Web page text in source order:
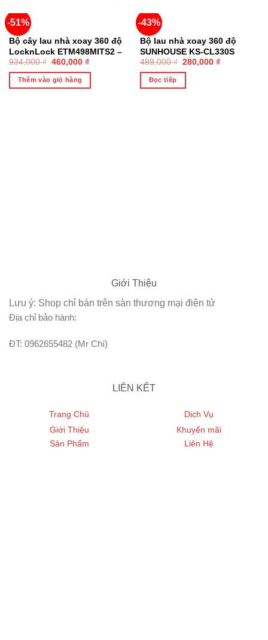
-51%
Bộ cây lau nhà xoay 360 độ
LocknLock ETM498MITS2 –
Hàng chính hàng, có thùng
vắt, có 3 bông lau
934,000₫ 460,000 ₫
Thêm vào giỏ hàng
-43%
HẾT HÀNG
Bộ lau nhà xoay 360 độ
SUNHOUSE KS-CL330S
Chính hãng
489,000₫ 280,000 ₫
Đọc tiếp
Giới Thiệu
Lưu ý: Shop chỉ bán trên sàn thương mại điện tử
Địa chỉ bảo hành:
ĐT: 0962655482 (Mr Chí)
LIÊN KẾT
Trang Chủ
Giới Thiệu
Sản Phẩm
Dịch Vụ
Khuyến mãi
Liên Hệ